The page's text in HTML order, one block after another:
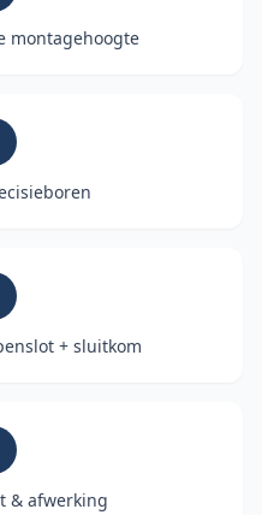
montagehoogte
+ sluitkom
& afwerking